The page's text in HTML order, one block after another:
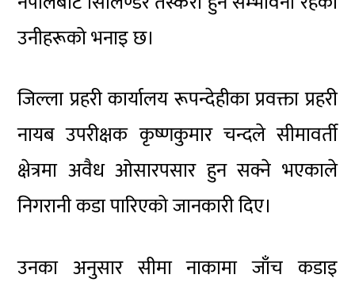
उनीहरूको भनाइ छ।
जिल्ला प्रहरी कार्यालय रूपन्देहीका प्रवक्ता प्रहरी
नायब उपरीक्षक कृष्णकुमार चन्दले सीमावर्ती
क्षेत्रमा अवैध ओसारपसार हुन सक्ने भएकाले
निगरानी कडा पारिएको जानकारी दिए।
उनका अनुसार सीमा नाकामा जाँच कडाइ